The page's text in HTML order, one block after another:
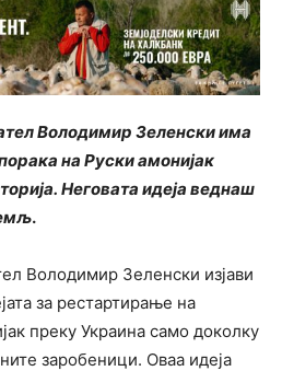
Володимир Зеленски има
на Руски амонијак
Неговата идеја веднаш
.
Володимир Зеленски изјави
за рестартирање на
преку Украина само доколку
заробеници. Оваа идеја